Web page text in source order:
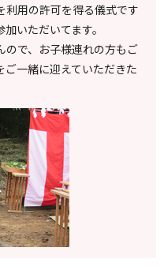
利用の許可を得る儀式です
いただいてます。
ので、お子様連れの方もご
一緒に迎えていただきた